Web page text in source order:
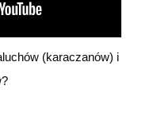
(karaczanów) i